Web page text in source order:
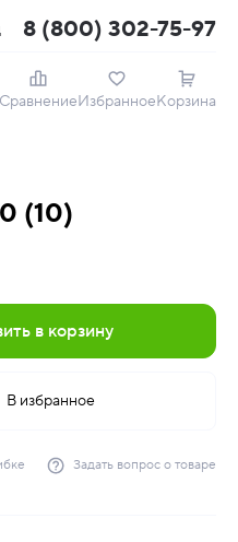
8 (800) 302-75-97
СравнениеИзбранноеКорзина
(10)
в корзину
В избранное
Задать вопрос о товаре